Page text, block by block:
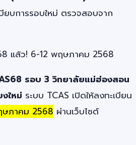
ยบการรอบใหม่ ตรวจสอบจาก
แล้ว! 6-12 พฤษภาคม 2568
รอบ 3 วิทยาลัยแม่ฮ่องสอน
ใหม่ ระบบ TCAS เปิดให้ลงทะเบียน
ภาคม 2568 ผ่านเว็บไซต์